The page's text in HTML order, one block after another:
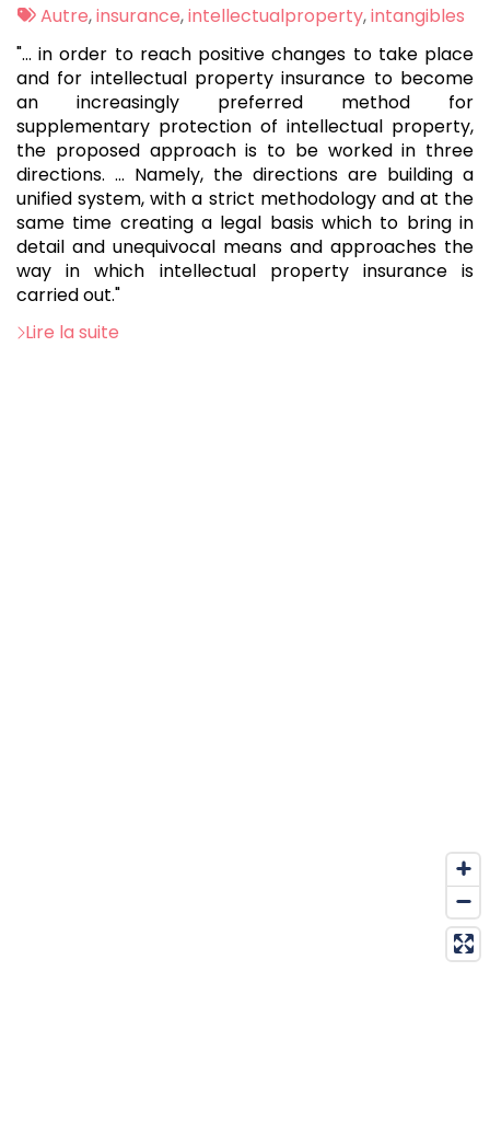
:Tags
Autre,insurance,intellectualproperty,intangibles
"... in order to reach positive changes to take place
and for intellectual property insurance to become
an increasingly preferred method for
supplementary protection of intellectual property,
the proposed approach is to be worked in three
directions. ... Namely, the directions are building a
unified system, with a strict methodology and at the
same time creating a legal basis which to bring in
detail and unequivocal means and approaches the
way in which intellectual property insurance is
carried out."
Lire la suite